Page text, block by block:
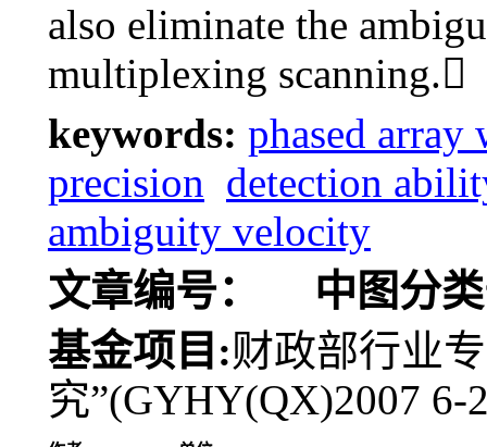
also eliminate the
multiplexing scanning.
keywords: phased array
precision detection
ambiguity velocity
文章编号：
中图分
基金项目:财政部行业
究”(GYHY(QX)2007